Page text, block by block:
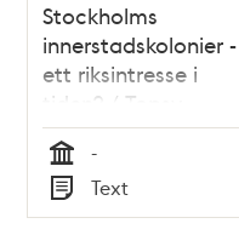
Stockholms
innerstadskolonier -
ett riksintresse i
tiden? / Topsy
Bondeson
Tid
-
Typ
Text